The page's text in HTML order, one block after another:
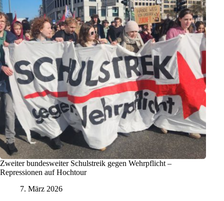
Zweiter bundesweiter Schulstreik gegen Wehrpflicht –
Repressionen auf Hochtour
7. März 2026